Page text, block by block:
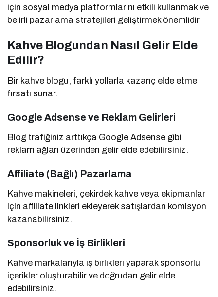
için sosyal medya platformlarını etkili kullanmak ve
belirli pazarlama stratejileri geliştirmek önemlidir.
Kahve Blogundan Nasıl Gelir Elde
Edilir?
Bir kahve blogu, farklı yollarla kazanç elde etme
fırsatı sunar.
Google Adsense ve Reklam Gelirleri
Blog trafiğiniz arttıkça Google Adsense gibi
reklam ağları üzerinden gelir elde edebilirsiniz.
Affiliate (Bağlı) Pazarlama
Kahve makineleri, çekirdek kahve veya ekipmanlar
için affiliate linkleri ekleyerek satışlardan komisyon
kazanabilirsiniz.
Sponsorluk ve İş Birlikleri
Kahve markalarıyla iş birlikleri yaparak sponsorlu
içerikler oluşturabilir ve doğrudan gelir elde
edebilirsiniz.